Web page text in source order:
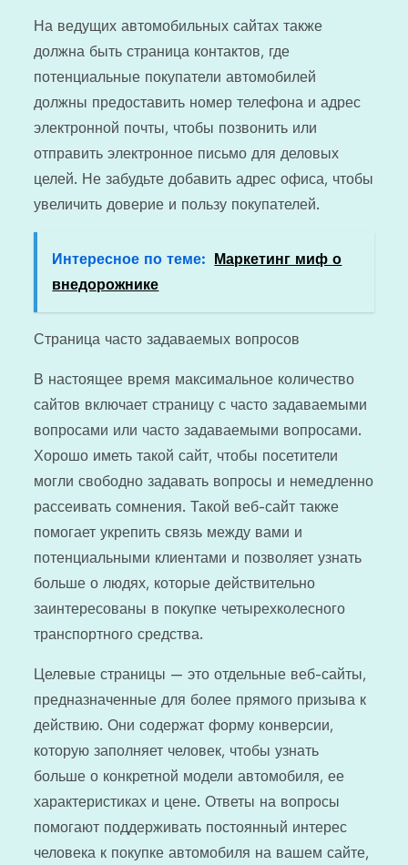
На ведущих автомобильных сайтах также
должна быть страница контактов, где
потенциальные покупатели автомобилей
должны предоставить номер телефона и адрес
электронной почты, чтобы позвонить или
отправить электронное письмо для деловых
целей. Не забудьте добавить адрес офиса, чтобы
увеличить доверие и пользу покупателей.
Интересное по теме: Маркетинг миф о
внедорожнике
Страница часто задаваемых вопросов
В настоящее время максимальное количество
сайтов включает страницу с часто задаваемыми
вопросами или часто задаваемыми вопросами.
Хорошо иметь такой сайт, чтобы посетители
могли свободно задавать вопросы и немедленно
рассеивать сомнения. Такой веб-сайт также
помогает укрепить связь между вами и
потенциальными клиентами и позволяет узнать
больше о людях, которые действительно
заинтересованы в покупке четырехколесного
транспортного средства.
Целевые страницы — это отдельные веб-сайты,
предназначенные для более прямого призыва к
действию. Они содержат форму конверсии,
которую заполняет человек, чтобы узнать
больше о конкретной модели автомобиля, ее
характеристиках и цене. Ответы на вопросы
помогают поддерживать постоянный интерес
человека к покупке автомобиля на вашем сайте,